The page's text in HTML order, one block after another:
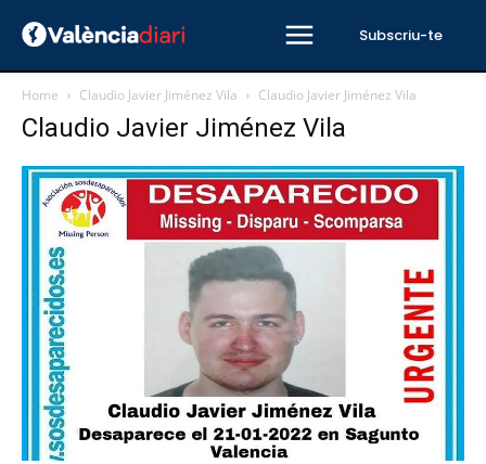
Subscriu-te
Home Claudio Javier Jiménez Vila Claudio Javier Jiménez Vila
Claudio Javier Jiménez Vila